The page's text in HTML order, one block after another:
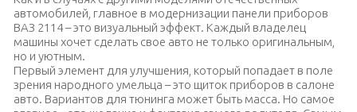
автомобилей, главное в модернизации панели приборов
ВАЗ 2114 – это визуальный эффект. Каждый владелец
машины хочет сделать свое авто не только оригинальным,
но и уютным.
Первый элемент для улучшения, который попадает в поле
зрения народного умельца – это щиток приборов в салоне
авто. Вариантов для тюнинга может быть масса. Но самое